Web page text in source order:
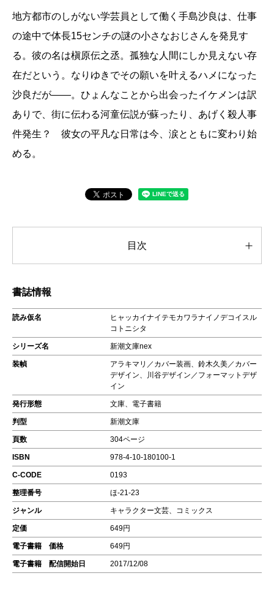
地方都市のしがない学芸員として働く手島沙良は、仕事
の途中で体長15センチの謎の小さなおじさんを発見す
る。彼の名は槇原伝之丞。孤独な人間にしか見えない存
在だという。なりゆきでその願いを叶えるハメになった
沙良だが――。ひょんなことから出会ったイケメンは訳
ありで、街に伝わる河童伝説が蘇ったり、あげく殺人事
件発生？ 彼女の平凡な日常は今、涙とともに変わり始
める。
目次
書誌情報
読み仮名
ヒャッカイナイテモカワラナイノデコイスル
コトニシタ
シリーズ名 新潮文庫nex
装幀
アラキマリ／カバー装画、鈴木久美／カバー
デザイン、川谷デザイン／フォーマットデザ
イン
発行形態 文庫、電子書籍
判型 新潮文庫
頁数 304ページ
ISBN 978-4-10-180100-1
C-CODE 0193
整理番号 ほ-21-23
ジャンル キャラクター文芸、コミックス
定価 649円
電子書籍 価格 649円
電子書籍 配信開始日 2017/12/08